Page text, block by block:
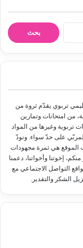
ن
تربوي يقدّم ثروة من
من امتحانات وتمارين
تربوية وغيرها من المواد
على حدّ سواء. ونودّ
الموقع هي ثمرة مجهودات
إخوتنا وأخواتنا، دعمنا
التواصل الاجتماعي مع
الشكر والتقدير.